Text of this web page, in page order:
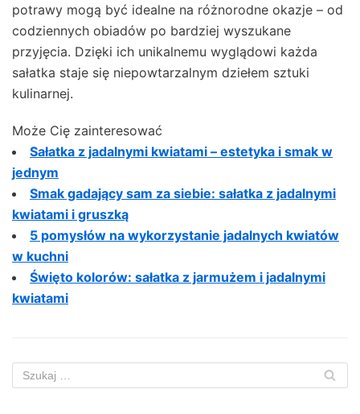
potrawy mogą być idealne na różnorodne okazje – od
codziennych obiadów po bardziej wyszukane
przyjęcia. Dzięki ich unikalnemu wyglądowi każda
sałatka staje się niepowtarzalnym dziełem sztuki
kulinarnej.
Może Cię zainteresować
Sałatka z jadalnymi kwiatami – estetyka i smak w
jednym
Smak gadający sam za siebie: sałatka z jadalnymi
kwiatami i gruszką
5 pomysłów na wykorzystanie jadalnych kwiatów
w kuchni
Święto kolorów: sałatka z jarmużem i jadalnymi
kwiatami